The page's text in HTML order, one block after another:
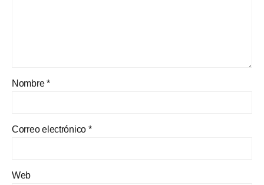
Nombre*
Correo electrónico *
Web